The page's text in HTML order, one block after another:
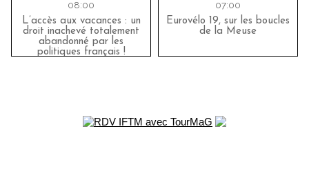
08:00
L’accès aux vacances : un
droit inachevé totalement
abandonné par les
politiques français !
07:00
Eurovélo 19, sur les boucles
de la Meuse